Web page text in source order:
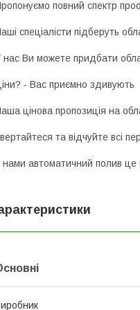
повний спектр
спеціалісти підберуть
наc Ви можете придбати
- Вас приємно здивують
цінова пропозиція на
та відчуйте всі
нами автоматичний полив це